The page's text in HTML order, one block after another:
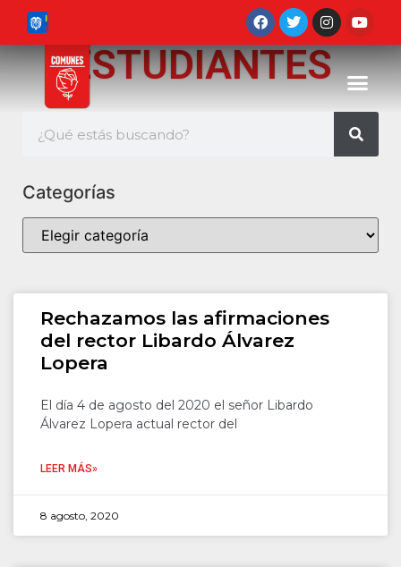
ESTUDIANTES
Categorías
Rechazamos las afirmaciones
del rector Libardo Álvarez
Lopera
El día 4 de agosto del 2020 el señor Libardo
Álvarez Lopera actual rector del
LEER MÁS»
8 agosto, 2020